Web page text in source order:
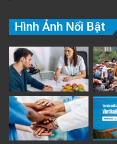
Hình Ảnh Nổi Bật